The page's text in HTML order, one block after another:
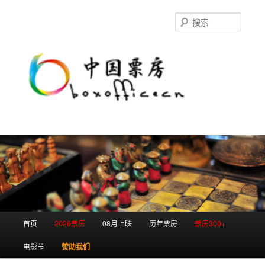
首页 2026票房 08月上映 历年票房 票房300+
电影节 赞助我们